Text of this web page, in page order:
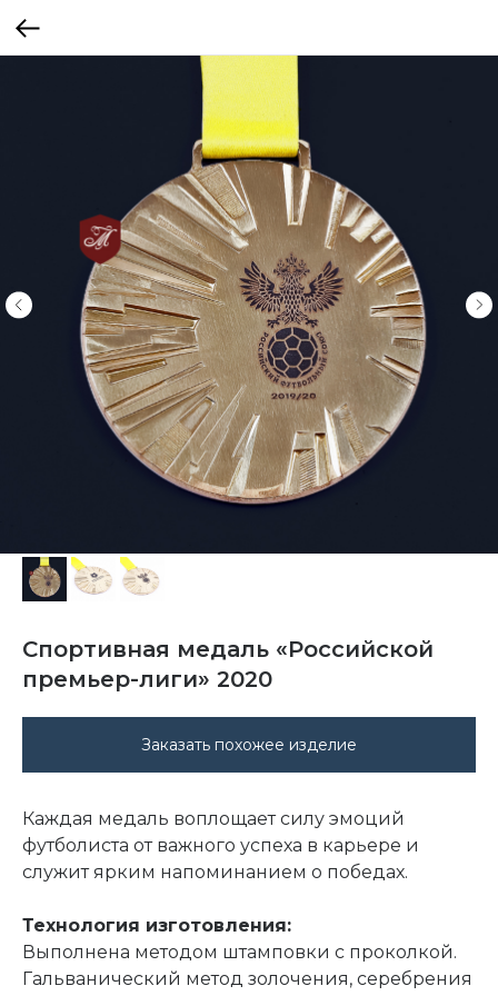
Спортивная медаль «Российской
премьер-лиги» 2020
Заказать похожее изделие
Каждая медаль воплощает силу эмоций
футболиста от важного успеха в карьере и
служит ярким напоминанием о победах.
Технология изготовления:
Выполнена методом штамповки с проколкой.
Гальванический метод золочения, серебрения